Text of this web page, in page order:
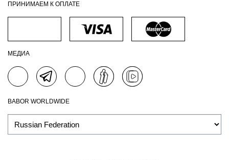
ПРИНИМАЕМ К ОПЛАТЕ
МЕДИА
BABOR WORLDWIDE